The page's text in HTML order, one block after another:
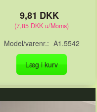
9,81 DKK
(7,85 DKK u/Moms)
Model/varenr.: A1.5542
Læg i kurv